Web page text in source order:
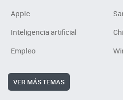
Apple
Inteligencia artificial
Empleo
VER MÁS TEMAS